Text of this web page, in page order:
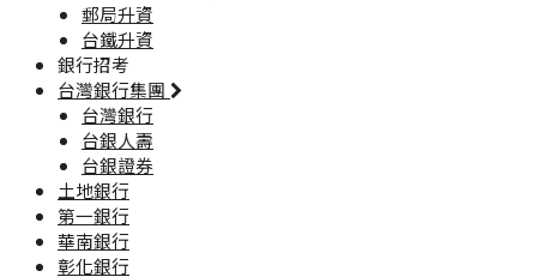
郵局升資
台鐵升資
銀行招考
台灣銀行集團
台灣銀行
台銀人壽
台銀證券
土地銀行
第一銀行
華南銀行
彰化銀行